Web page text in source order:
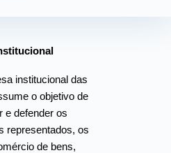
institucional das
o objetivo de
e defender os
representados, os
de bens,